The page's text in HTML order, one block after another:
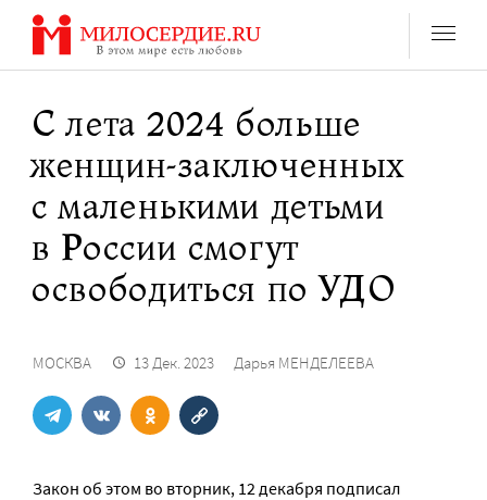
Перейти
содержанию
С лета 2024 больше
женщин-заключенных
с маленькими детьми
в России смогут
освободиться по УДО
МОСКВА 13 Дек. 2023 Дарья МЕНДЕЛЕЕВА
Закон об этом во вторник, 12 декабря подписал